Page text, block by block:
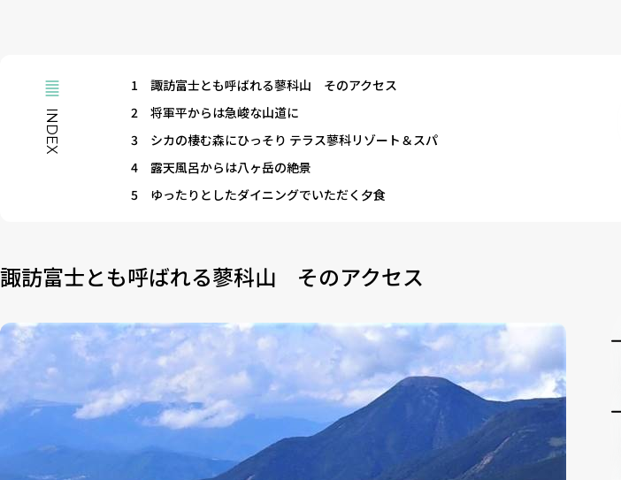
INDEX
1
諏訪富士とも呼ばれる蓼科山 そのアクセス
2
将軍平からは急峻な山道に
3
シカの棲む森にひっそり テラス蓼科リゾート＆スパ
4
露天風呂からは八ヶ岳の絶景
5
ゆったりとしたダイニングでいただく夕食
諏訪富士とも呼ばれる蓼科山 そのアクセス